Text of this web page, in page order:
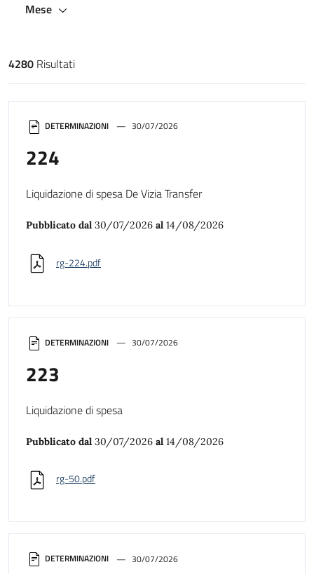
Mese
Risultati di ricerca
4280 Risultati
DETERMINAZIONI 30/07/2026
DETERMINAZIONI 30/07/2026
223
Liquidazione di spesa
Pubblicato dal 30/07/2026 al 14/08/2026
rg-50.pdf
DETERMINAZIONI 30/07/2026
224
Liquidazione di spesa De Vizia Transfer
Pubblicato dal 30/07/2026 al 14/08/2026
rg-224.pdf